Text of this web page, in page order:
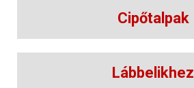
Cipőtalpak
Lábbelikhez